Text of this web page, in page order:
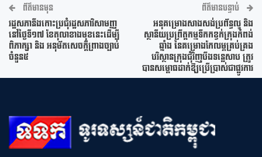
ព័ត៌មានមុន
រដ្ឋសភានឹងកោះប្រជុំរដ្ឋសភាវិសាមញ្ញ
នៅថ្ងៃទី១៧ ខែតុលាខាងមុខនេះដើម្បី
ពិភាក្សា និង អនុម័តសេចក្តីព្រាងច្បាប់
ចំនួន៥
ព័ត៌មានបន្ទាប់
អនុគម្រោងសាងសង់ប្រព័ន្ធលូ និង
ស្ថានីយប្រព្រឹត្តកម្មទឹកកខ្វក់ក្រុងកំពង់
ឆ្នាំង នៃគម្រោងកែលម្អគ្រប់គ្រង
បរិស្ថានក្រុងជុំវិញបឹងទន្លេសាប ត្រូវ
បានសម្ពោធដាក់ឱ្យប្រើប្រាស់ជាផ្លូវការ